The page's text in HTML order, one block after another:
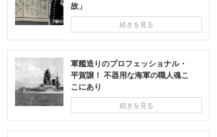
故」
続きを見る
軍艦造りのプロフェッショナル・
平賀譲！ 不器用な海軍の職人魂こ
こにあり
続きを見る